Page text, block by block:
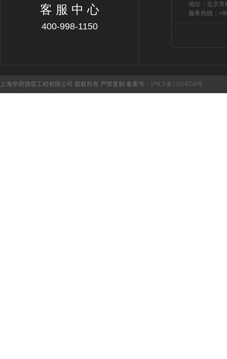
客 服 中 心
400-998-1150
地址：北京市
服务热线：
上海华府酒窖工程有限公司 版权所有 严禁复制 备案号： 沪ICP备12024558号